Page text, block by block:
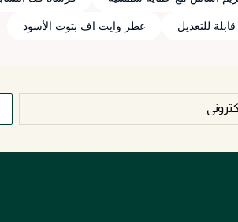
للتعديل عطر وايت اف بتوت الأسود